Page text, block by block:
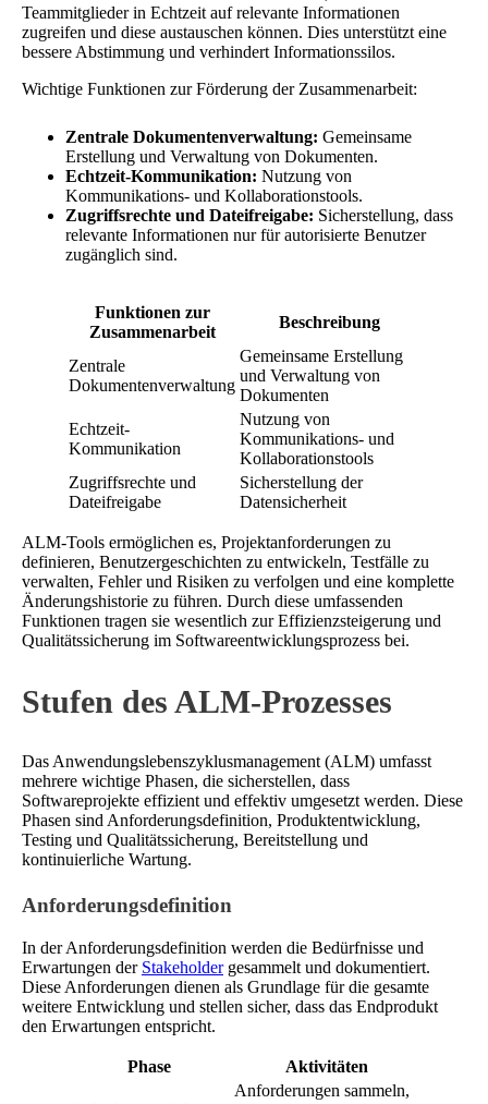
Teammitglieder in Echtzeit auf relevante Informationen
zugreifen und diese austauschen können. Dies unterstützt eine
bessere Abstimmung und verhindert Informationssilos.
Wichtige Funktionen zur Förderung der Zusammenarbeit:
Zentrale Dokumentenverwaltung: Gemeinsame
Erstellung und Verwaltung von Dokumenten.
Echtzeit-Kommunikation: Nutzung von
Kommunikations- und Kollaborationstools.
Zugriffsrechte und Dateifreigabe: Sicherstellung, dass
relevante Informationen nur für autorisierte Benutzer
zugänglich sind.
Funktionen zur
Zusammenarbeit
Beschreibung
Zentrale
Dokumentenverwaltung
Gemeinsame Erstellung
und Verwaltung von
Dokumenten
Echtzeit-
Kommunikation
Nutzung von
Kommunikations- und
Kollaborationstools
Zugriffsrechte und
Dateifreigabe
Sicherstellung der
Datensicherheit
ALM-Tools ermöglichen es, Projektanforderungen zu
definieren, Benutzergeschichten zu entwickeln, Testfälle zu
verwalten, Fehler und Risiken zu verfolgen und eine komplette
Änderungshistorie zu führen. Durch diese umfassenden
Funktionen tragen sie wesentlich zur Effizienzsteigerung und
Qualitätssicherung im Softwareentwicklungsprozess bei.
Stufen des ALM-Prozesses
Das Anwendungslebenszyklusmanagement (ALM) umfasst
mehrere wichtige Phasen, die sicherstellen, dass
Softwareprojekte effizient und effektiv umgesetzt werden. Diese
Phasen sind Anforderungsdefinition, Produktentwicklung,
Testing und Qualitätssicherung, Bereitstellung und
kontinuierliche Wartung.
Anforderungsdefinition
In der Anforderungsdefinition werden die Bedürfnisse und
Erwartungen der Stakeholdergesammelt und dokumentiert.
Diese Anforderungen dienen als Grundlage für die gesamte
weitere Entwicklung und stellen sicher, dass das Endprodukt
den Erwartungen entspricht.
Phase Aktivitäten
Anforderungen sammeln,